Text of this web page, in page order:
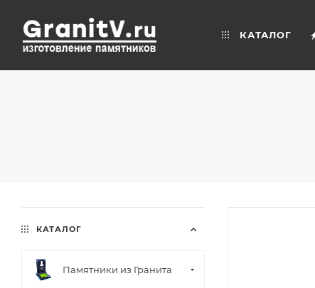
КАТАЛОГ
КАТАЛОГ
Памятники из Гранита